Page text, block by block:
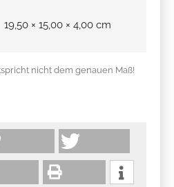
19,50 × 15,00 × 4,00 cm
nicht dem genauen Maß!